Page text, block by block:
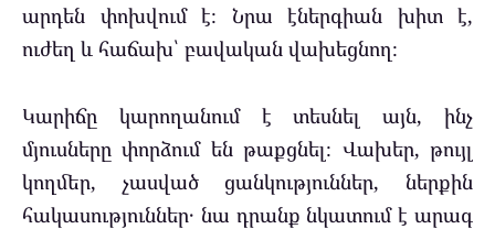
արդեն փոխվում է։ Նրա էներգիան խիտ է,
ուժեղ և հաճախ՝ բավական վախեցնող։
Կարիճը կարողանում է տեսնել այն, ինչ
մյուսները փորձում են թաքցնել։ Վախեր, թույլ
կողմեր, չասված ցանկություններ, ներքին
հակասություններ․ նա դրանք նկատում է արագ